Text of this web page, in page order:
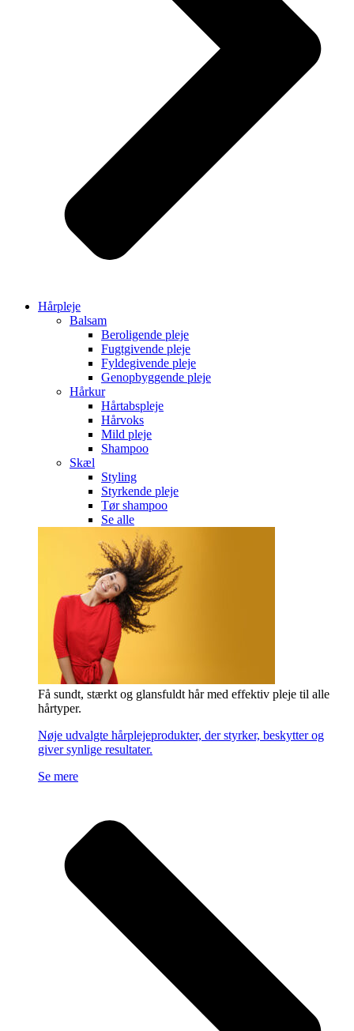
Hårpleje
Balsam
Beroligende pleje
Fugtgivende pleje
Fyldegivende pleje
Genopbyggende pleje
Hårkur
Hårtabspleje
Hårvoks
Mild pleje
Shampoo
Skæl
Styling
Styrkende pleje
Tør shampoo
Se alle
Få sundt, stærkt og glansfuldt hår med effektiv pleje til alle
hårtyper.
Nøje udvalgte hårplejeprodukter, der styrker, beskytter og
giver synlige resultater.
Se mere